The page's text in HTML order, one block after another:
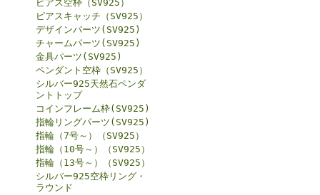
ピアス空枠（SV925）
ピアスキャッチ（SV925）
デザインパーツ(SV925)
チャームパーツ(SV925)
金具パーツ(SV925)
ペンダント空枠（SV925）
シルバー925天然石ペンダ
ントトップ
コインフレーム枠(SV925)
指輪リングパーツ(SV925)
指輪（7号～）（SV925）
指輪（10号～）（SV925）
指輪（13号～）（SV925）
シルバー925空枠リング・
ラウンド